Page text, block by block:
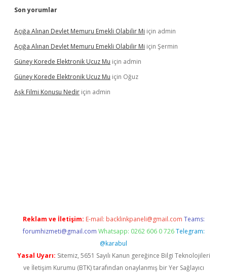
Son yorumlar
Açığa Alınan Devlet Memuru Emekli Olabilir Mi için admin
Açığa Alınan Devlet Memuru Emekli Olabilir Mi için Şermin
Güney Korede Elektronik Ucuz Mu için admin
Güney Korede Elektronik Ucuz Mu için Oğuz
Aşk Filmi Konusu Nedir için admin
Reklam ve İletişim: E-mail: backlinkpaneli@gmail.com Teams:
forumhizmeti@gmail.com Whatsapp: 0262 606 0 726 Telegram:
@karabul
Yasal Uyarı: Sitemiz, 5651 Sayılı Kanun gereğince Bilgi Teknolojileri
ve İletişim Kurumu (BTK) tarafından onaylanmış bir Yer Sağlayıcı